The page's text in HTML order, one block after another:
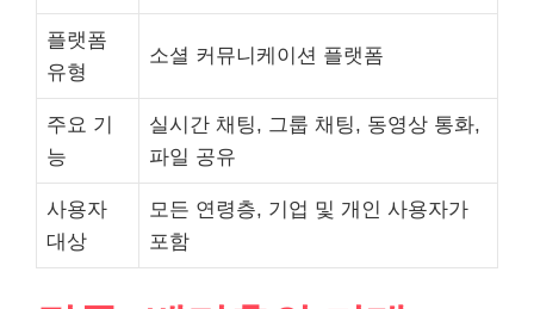
플랫폼
유형
소셜 커뮤니케이션 플랫폼
주요 기
능
실시간 채팅, 그룹 채팅, 동영상 통화,
파일 공유
사용자
대상
모든 연령층, 기업 및 개인 사용자가
포함